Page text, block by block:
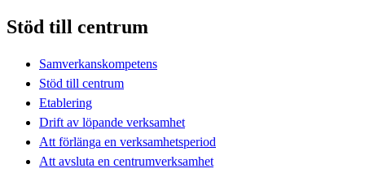
Stöd till centrum
Samverkanskompetens
Stöd till centrum
Etablering
Drift av löpande verksamhet
Att förlänga en verksamhetsperiod
Att avsluta en centrumverksamhet